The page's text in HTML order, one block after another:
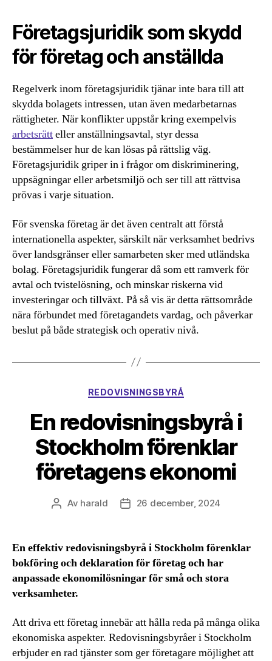
Företagsjuridik som skydd
för företag och anställda
Regelverk inom företagsjuridik tjänar inte bara till att
skydda bolagets intressen, utan även medarbetarnas
rättigheter. När konflikter uppstår kring exempelvis
arbetsrätteller anställningsavtal, styr dessa
bestämmelser hur de kan lösas på rättslig väg.
Företagsjuridik griper in i frågor om diskriminering,
uppsägningar eller arbetsmiljö och ser till att rättvisa
prövas i varje situation.
För svenska företag är det även centralt att förstå
internationella aspekter, särskilt när verksamhet bedrivs
över landsgränser eller samarbeten sker med utländska
bolag. Företagsjuridik fungerar då som ett ramverk för
avtal och tvistelösning, och minskar riskerna vid
investeringar och tillväxt. På så vis är detta rättsområde
nära förbundet med företagandets vardag, och påverkar
beslut på både strategisk och operativ nivå.
Kategorier
REDOVISNINGSBYRÅ
En redovisningsbyrå i
Stockholm förenklar
företagens ekonomi
Inläggsförfattare
Av harald Inläggsdatum
26 december, 2024
En effektiv redovisningsbyrå i Stockholm förenklar
bokföring och deklaration för företag och har
anpassade ekonomilösningar för små och stora
verksamheter.
Att driva ett företag innebär att hålla reda på många olika
ekonomiska aspekter. Redovisningsbyråer i Stockholm
erbjuder en rad tjänster som ger företagare möjlighet att